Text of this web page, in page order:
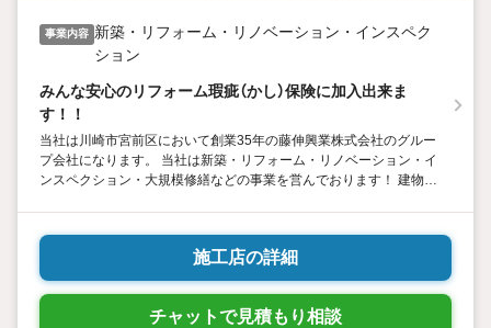
事業内容 新築・リフォーム・リノベーション・インスペク
ション
みんな安心のリフォーム瑕疵（かし）保険に加入出来ま
す！！
当社は川崎市宮前区において創業35年の藤伸興業株式会社のグルー
プ会社になります。 当社は新築・リフォーム・リノベーション・イ
ンスペクション・大規模修繕などの事業を営んでおります！ 建物は
施工店の詳細
チャットで見積もり相談